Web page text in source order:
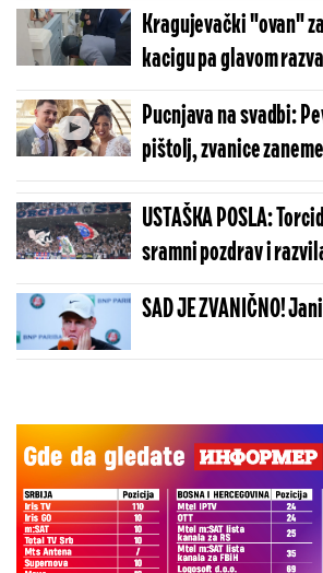
Kragujevački "ovan"
kacigu pa glavom
kupi mladu (VIDEO)
Pucnjava na svadbi:
pištolj, zvanice
USTAŠKA POSLA:
sramni pozdrav i
transparent o Srbima i
SAD JE ZVANIČNO!